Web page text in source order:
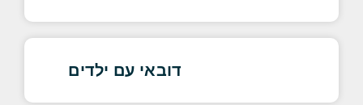
דובאי עם ילדים